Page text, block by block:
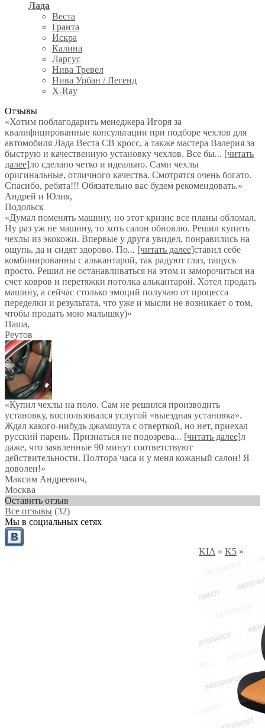
Лада
Веста
Гранта
Искра
Калина
Ларгус
Нива Тревел
Нива Урбан / Легенд
X-Ray
Отзывы
«Хотим поблагодарить менеджера Игоря за
квалифицированные консультации при подборе чехлов для
автомобиля Лада Веста СВ кросс, а также мастера Валерия за
быструю и качественную установку чехлов. Все бы... [читать
далее]ло сделано четко и идеально. Сами чехлы
оригинальные, отличного качества. Смотрятся очень богато.
Спасибо, ребята!!! Обязательно вас будем рекомендовать.»
Андрей и Юлия,
Подольск
«Думал поменять машину, но этот кризис все планы обломал.
Ну раз уж не машину, то хоть салон обновлю. Решил купить
чехлы из экокожи. Впервые у друга увидел, понравились на
ощупь, да и сидят здорово. По... [читать далее]ставил себе
комбинированны с алькантарой, так радуют глаз, тащусь
просто. Решил не останавливаться на этом и заморочиться на
счет ковров и перетяжки потолка алькантарой. Хотел продать
машину, а сейчас столько эмоций получаю от процесса
переделки и результата, что уже и мысли не возникает о том,
чтобы продать мою малышку)»
Паша,
Реутов
«Купил чехлы на поло. Сам не решился производить
установку, воспользовался услугой «выездная установка».
Ждал какого-нибудь джамшута с отверткой, но нет, приехал
русский парень. Признаться не подозрева... [читать далее]л
даже, что заявленные 90 минут соответствуют
действительности. Полтора часа и у меня кожаный салон! Я
доволен!»
Максим Андреевич,
Москва
Оставить отзыв
Все отзывы (32)
Мы в социальных сетях
KIA » K5 »